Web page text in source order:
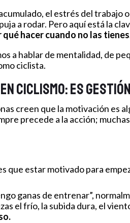
el estrés del
a rodar. Pero aquí está la
qué hacer cuando no las tienes
a hablar de mentalidad, de
ciclista.
ciclismo: es
creen que la motivación es
precede a la acción;
que estar motivado para
ganas de entrenar”,
el frío, la subida dura, el